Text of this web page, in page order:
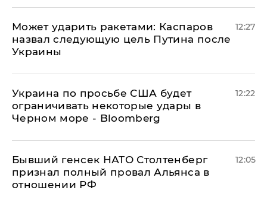
Может ударить ракетами: Каспаров
назвал следующую цель Путина после
Украины
12:27
Украина по просьбе США будет
ограничивать некоторые удары в
Черном море - Bloomberg
12:22
Бывший генсек НАТО Столтенберг
признал полный провал Альянса в
отношении РФ
12:05